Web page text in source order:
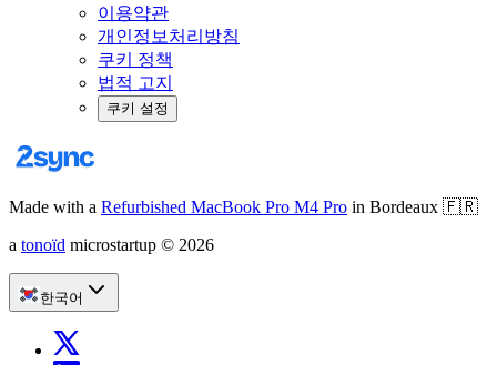
이용약관
개인정보처리방침
쿠키 정책
법적 고지
쿠키 설정
Made with a Refurbished MacBook Pro M4 Pro in Bordeaux 🇫🇷
a tonoïd microstartup © 2026
한국어